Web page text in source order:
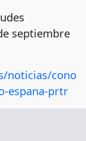
septiembre
noticias/cono
espana-prtr